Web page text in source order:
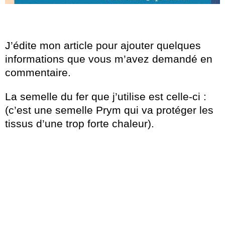
J’édite mon article pour ajouter quelques
informations que vous m’avez demandé en
commentaire.
La semelle du fer que j’utilise est celle-ci :
(c’est une semelle Prym qui va protéger les
tissus d’une trop forte chaleur).